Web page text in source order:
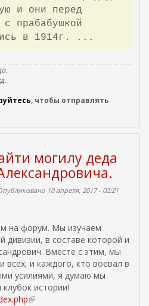
и они перед
прабабушкой
в 1914г. ...
, чтобы отправлять
могилу деда
10 апреля, 2017 - 02:21
на форум. Мы изучаем
дивизии, в составе которой и
Вместе с этим, мы
всех, и каждого, кто воевал в
усилиями, я думаю мы
истории!
(